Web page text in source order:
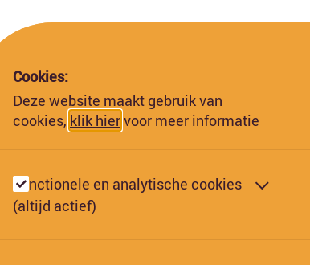
Deze website is gefinancierd met subsidie van
de Europese Commissie. De Europese
Commissie kan niet aansprakelijk worden
Cookies:
Deze website maakt gebruik van
cookies, klik hiervoor meer informatie
Functionele en analytische cookies
(altijd actief)